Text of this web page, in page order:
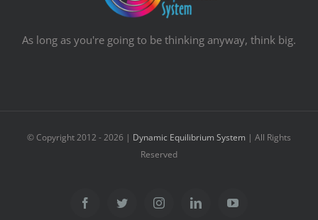
As long as you're going to be thinking anyway, think big.
© Copyright 2012 -2026 | Dynamic Equilibrium System | All Rights
Reserved
FacebookTwitter InstagramLinkedinYouTube